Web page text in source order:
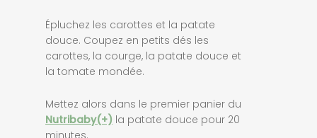
Épluchez les carottes et la patate
douce. Coupez en petits dés les
carottes, la courge, la patate douce et
la tomate mondée.
Mettez alors dans le premier panier du
Nutribaby(+) la patate douce pour 20
minutes.